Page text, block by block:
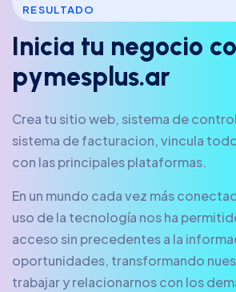
RESULTADO
Inicia tu negocio co
pymesp us.ar
Crea tu sitio web, sistema de
sistema de facturacion, vincula
con las principales plataformas.
En un mundo cada vez más
uso de la tecnología nos ha
acceso sin precedentes a la
oportunidades, transformando
trabajar y relacionarnos con los